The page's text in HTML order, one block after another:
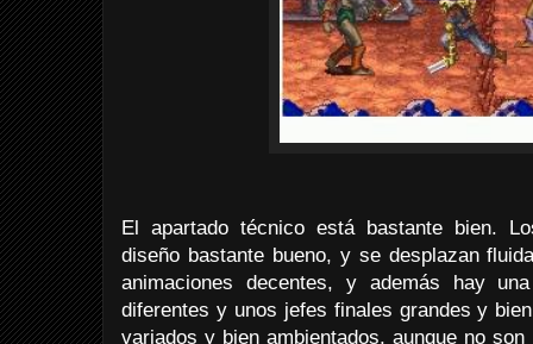
El apartado técnico está bastante bien.
diseño bastante bueno, y se desplazan
animaciones decentes, y además hay
diferentes y unos jefes finales grandes y
variados y bien ambientados, aunque no